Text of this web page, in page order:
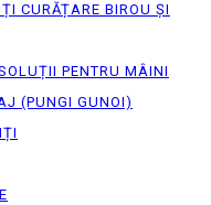
CURĂȚARE BIROU ȘI
PENTRU MÂINI
(PUNGI GUNOI)